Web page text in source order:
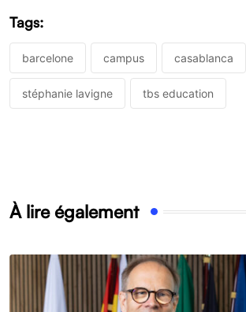
Tags:
barcelone campus casablanca
stéphanie lavigne tbs education
À lire également